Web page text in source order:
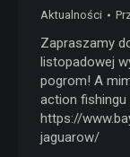
Aktualności
Zapraszamy
listopadowej
pogrom! A
action fishingu
https://
jaguarow/